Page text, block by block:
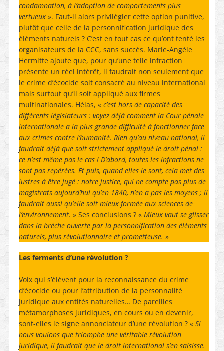
condamnation, à l’adoption de comportements plus
vertueux». Faut-il alors privilégier cette option punitive,
plutôt que celle de la personnification juridique des
éléments naturels ? C’est en tout cas ce qu’ont tenté les
organisateurs de la CCC, sans succès. Marie-Angèle
Hermitte ajoute que, pour qu’une telle infraction
présente un réel intérêt, il faudrait non seulement que
le crime d’écocide soit consacré au niveau international
mais surtout qu’il soit appliqué aux firmes
multinationales. Hélas, « c’est hors de capacité des
différents législateurs : voyez déjà comment la Cour pénale
internationale a la plus grande difficulté à fonctionner face
aux crimes contre l’humanité. Rien qu’au niveau national, il
faudrait déjà que soit strictement appliqué le droit pénal :
ce n’est même pas le cas ! D’abord, toutes les infractions ne
sont pas repérées. Et puis, quand elles le sont, cela met des
lustres à être jugé : notre justice, qui ne compte pas plus de
magistrats aujourd’hui qu’en 1840, n’en a pas les moyens ; il
faudrait aussi qu’elle soit mieux formée aux sciences de
l’environnement. » Ses conclusions ? « Mieux vaut se glisser
dans la brèche ouverte par la personnification des éléments
naturels, plus révolutionnaire et prometteuse. »
Les ferments d’une révolution ?
Voix qui s’élèvent pour la reconnaissance du crime
d’écocide ou pour l’attribution de la personnalité
juridique aux entités naturelles… De pareilles
métamorphoses juridiques, en cours ou en devenir,
sont-elles le signe annonciateur d’une révolution ? « Si
nous voulons que triomphe une véritable révolution
juridique, il faudrait que le droit international s’en saisisse.